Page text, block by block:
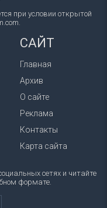
при условии открытой
САЙТ
Главная
Архив
О сайте
Реклама
Контакты
Карта сайта
сетях и читайте
формате.